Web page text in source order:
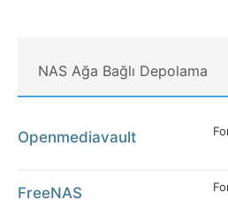
NAS Ağa Bağlı Depolama
Openmediavault
FreeNAS